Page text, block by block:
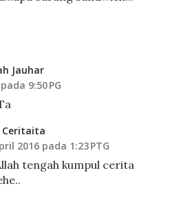
Jauhar
9:50 PG
Ceritaita
2016 pada 1:23 PTG
tengah kumpul cerita